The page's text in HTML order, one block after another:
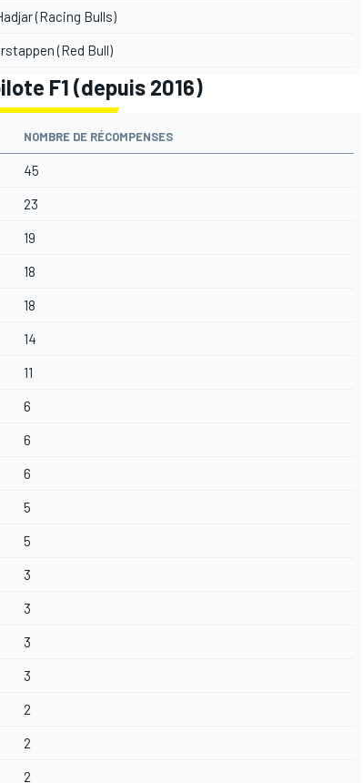
(Racing Bulls)
(Red Bull)
F1 (depuis 2016)
NOMBRE DE RÉCOMPENSES
45
23
19
18
18
14
11
6
6
6
5
5
3
3
3
3
2
2
2